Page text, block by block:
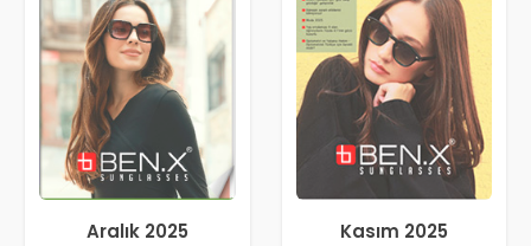
Aralık 2025 Kasım 2025